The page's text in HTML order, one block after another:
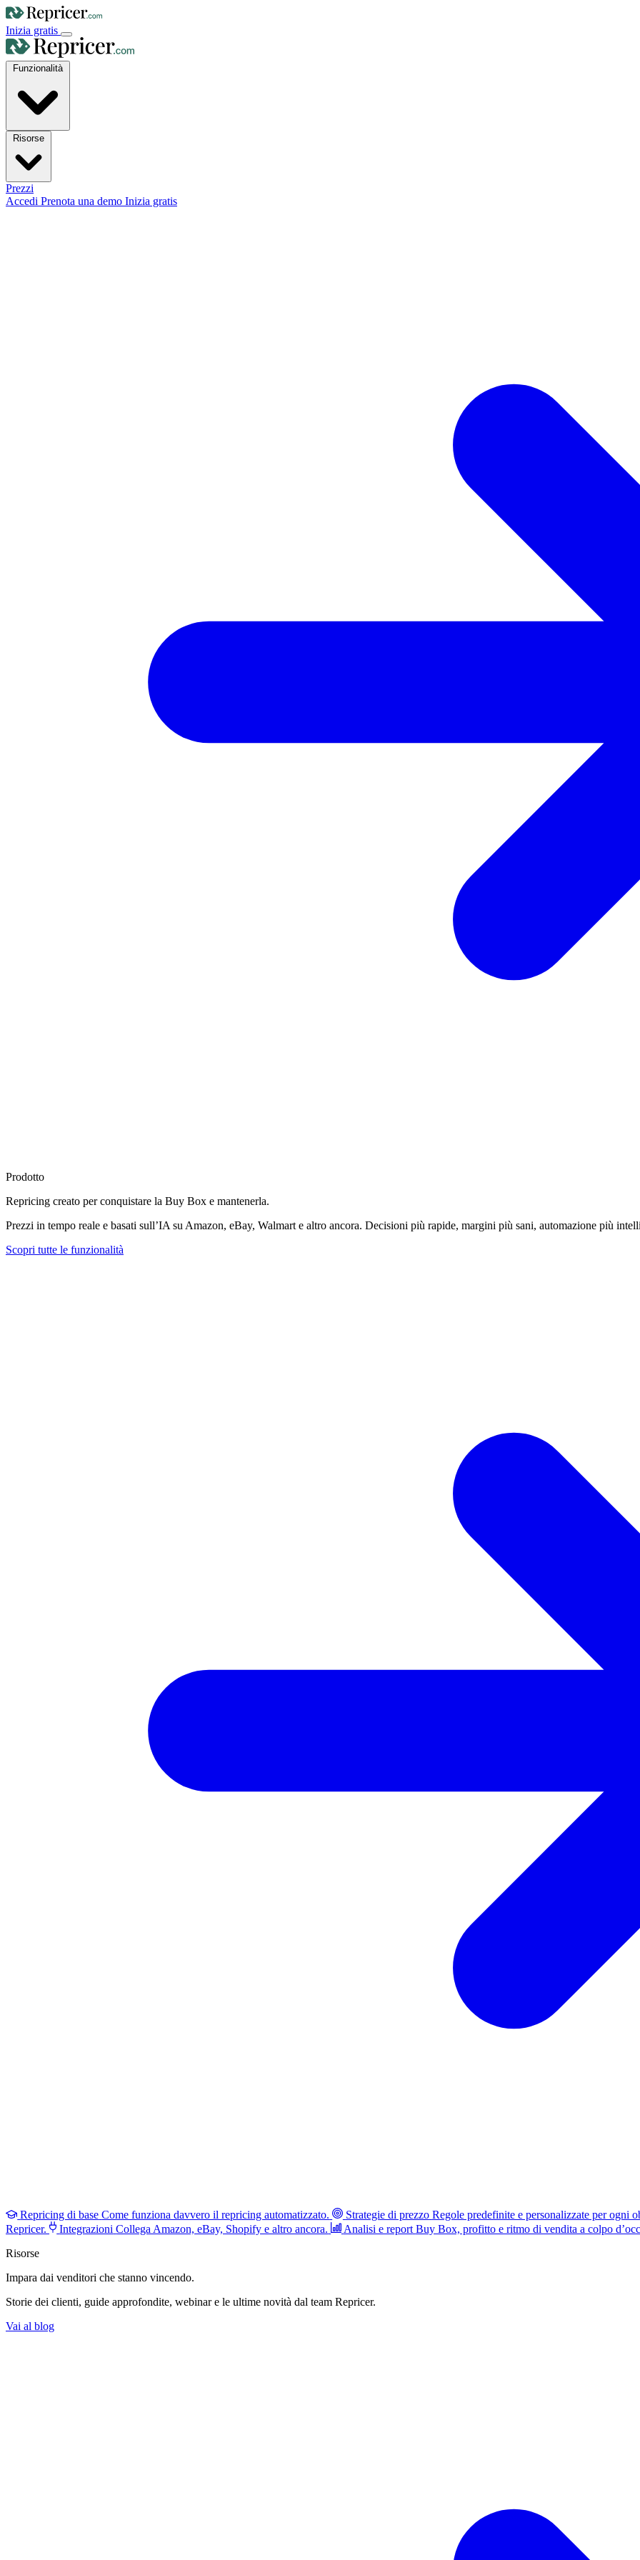
Inizia gratis
Funzionalità
Prezzi
Accedi Prenota una demo Inizia gratis
Prodotto
Repricing creato perconquistare la Buy Box e mantenerla.
Prezzi in tempo reale e basati sull’IA su Amazon, eBay, Walmart e altro ancora. Decisioni più rapide, margini più sani, automazione più
Scopri tutte le funzionalità
Repricing di base Come funziona davvero il repricing automatizzato. Strategie di prezzo Regole predefinite e personalizzate per ogni
Repricer.
Integrazioni Collega Amazon, eBay, Shopify e altro ancora. Analisi e report Buy Box, profitto e ritmo di vendita a colpo
Risorse
Impara dai venditori che stanno vincendo.
Storie dei clienti, guide approfondite, webinar e le ultime novità dal team Repricer.
Vai al blog